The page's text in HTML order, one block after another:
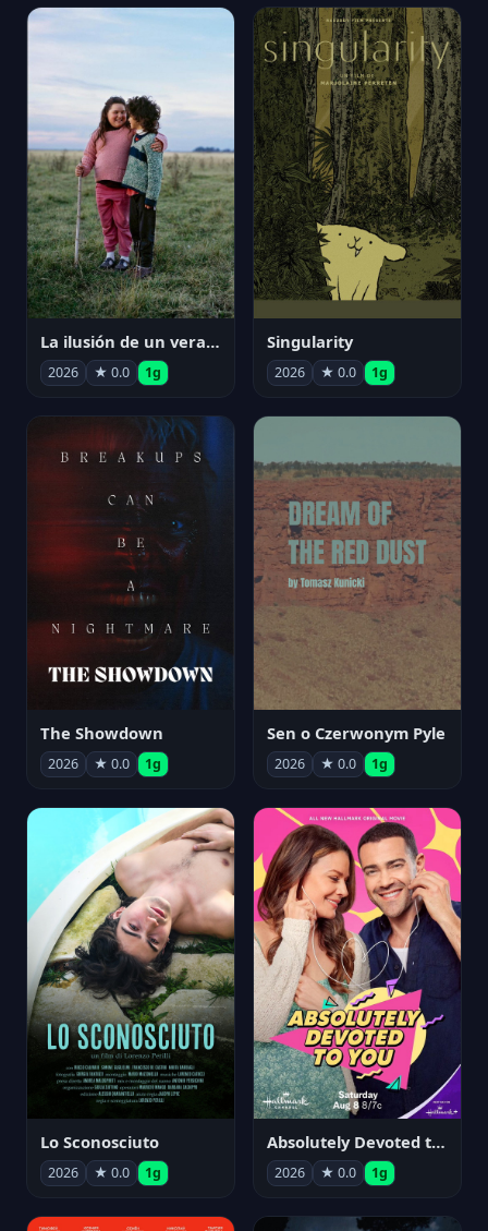
La ilusión de un verano sin fin
2026 ★ 0.0 1g
Singularity
2026 ★ 0.0 1g
The Showdown
2026 ★ 0.0 1g
Sen o Czerwonym Pyle
2026 ★ 0.0 1g
Lo Sconosciuto
2026 ★ 0.0 1g
Absolutely Devoted to You
2026 ★ 0.0 1g